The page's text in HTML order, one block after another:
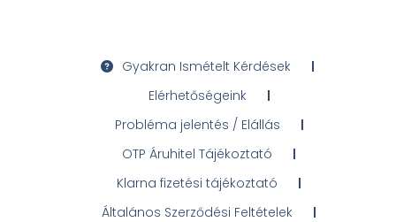
Gyakran Ismételt Kérdések
Elérhetőségeink
Probléma jelentés / Elállás
OTP Áruhitel Tájékoztató
Klarna fizetési tájékoztató
Általános Szerződési Feltételek